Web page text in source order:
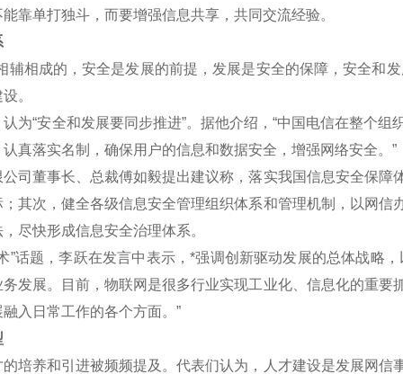
单打独斗，而要增强信息共享，共同交流经验。
相成的，安全是发展的前提，发展是安全的保障，安全和发
。
“安全和发展要同步推进”。据他介绍，“中国电信在整个组
真落实名制，确保用户的信息和数据安全，增强网络安全。”
董事长、总裁傅如毅提出建议称，落实我国信息安全保障
其次，健全各级信息安全管理组织体系和管理机制，以网信
尽快形成信息安全治理体系。
题，李跃在发言中表示，*强调创新驱动发展的总体战略，
发展。目前，物联网是很多行业实现工业化、信息化的重
入日常工作的各个方面。”
养和引进被频频提及。代表们认为，人才建设是发展网信